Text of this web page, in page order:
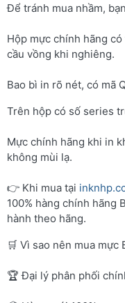
Để tránh mua nhầm,
Hộp mực chính hãng
cầu vồng khi nghiêng.
Bao bì in rõ nét, có mã
Trên hộp có số series
Mực chính hãng khi in
không mùi lạ.
👉 Khi mua tại
100% hàng chính hãng
hành theo hãng.
🛒 Vì sao nên mua
🏆 Đại lý phân phối